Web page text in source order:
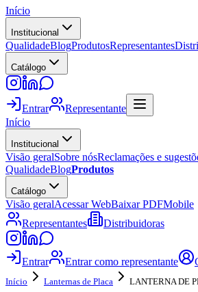
Início
Institucional
QualidadeBlogProdutosRepresentantes
Catálogo
Entrar
Representante
Início
Institucional
Visão geralSobre nósReclamações e
QualidadeBlogProdutos
Catálogo
Visão geralAcessar WebBaixar PDFMobile
Representantes
Distribuidoras
Entrar Entrar como representante
Início Lanternas de Placa
LANTERNA DE